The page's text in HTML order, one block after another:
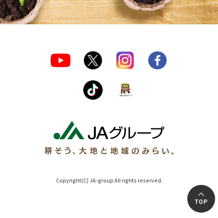
Copyright(C) JA-group All rights reserved.
TOP